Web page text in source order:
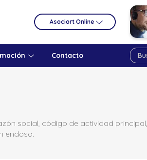
Asociart Online
Contacto
social, código de actividad
endoso.